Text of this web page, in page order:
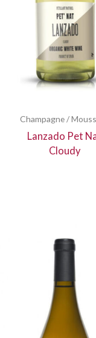
Champagne /
Lanzado Pet
Cloudy